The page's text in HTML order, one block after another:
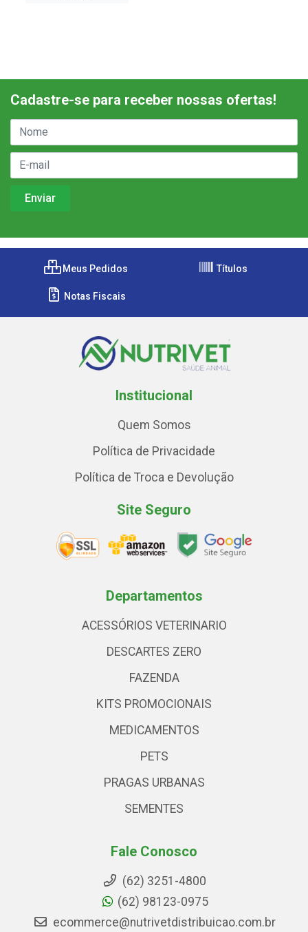
Cadastre-se para receber nossas ofertas!
Meus Pedidos Títulos
Notas Fiscais
Institucional
Quem Somos
Política de Privacidade
Política de Troca e Devolução
Site Seguro
Departamentos
ACESSÓRIOS VETERINARIO
DESCARTES ZERO
FAZENDA
KITS PROMOCIONAIS
MEDICAMENTOS
PETS
PRAGAS URBANAS
SEMENTES
Fale Conosco
(62) 3251-4800
(62) 98123-0975
ecommerce@nutrivetdistribuicao.com.br